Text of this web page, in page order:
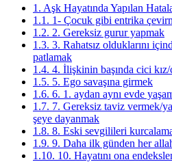
1. Aşk Hayatında Yapılan
1.1. 1- Çocuk gibi entrika
1.2. 2. Gereksiz gurur yapmak
1.3. 3. Rahatsız olduklarını
patlamak
1.4. 4. İlişkinin başında cici
1.5. 5. Ego savaşına girmek
1.6. 6. 1. aydan aynı evde
1.7. 7. Gereksiz taviz vermek/
şeye dayanmak
1.8. 8. Eski sevgilileri
1.9. 9. Daha ilk günden her
1.10. 10. Hayatını ona